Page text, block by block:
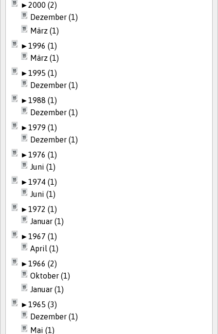
►2000 (2)
Dezember (1)
März (1)
►1996 (1)
März (1)
►1995 (1)
Dezember (1)
►1988 (1)
Dezember (1)
►1979 (1)
Dezember (1)
►1976 (1)
Juni (1)
►1974 (1)
Juni (1)
►1972 (1)
Januar (1)
►1967 (1)
April (1)
►1966 (2)
Oktober (1)
Januar (1)
►1965 (3)
Dezember (1)
Mai (1)